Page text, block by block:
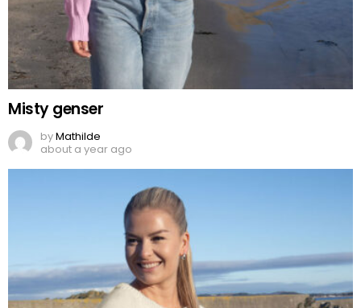
Misty genser
byMathilde
about a year ago